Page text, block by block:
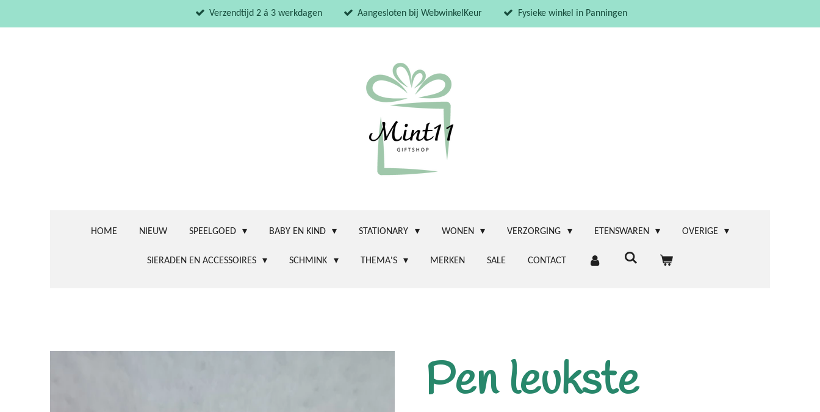
direct
Verzendtijd 2 á 3 werkdagen Aangesloten bij WebwinkelKeur Fysieke winkel in Panningen
HOME NIEUW SPEELGOED BABY EN KIND STATIONARY WONEN VERZORGING ETENSWAREN OVERIGE
SIERADEN EN ACCESSOIRES SCHMINK THEMA'S MERKEN SALE CONTACT
Pen leukste